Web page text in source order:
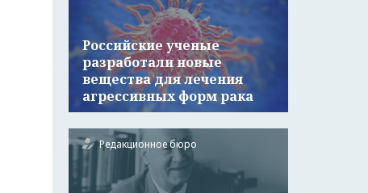
Российские ученые
разработали новые
вещества для лечения
агрессивных форм рака
Редакционное бюро